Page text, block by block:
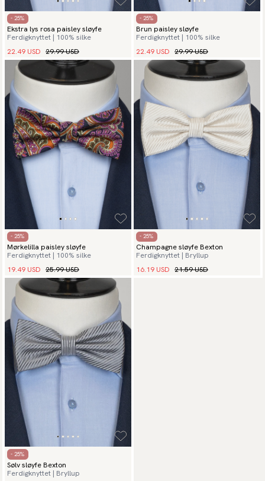
- 25%
Ekstra lys rosa paisley sløyfe
Ferdigknyttet | 100% silke
22.49 USD 29.99 USD
- 25%
Brun paisley sløyfe
Ferdigknyttet | 100% silke
22.49 USD 29.99 USD
- 25%
Mørkelilla paisley sløyfe
Ferdigknyttet | 100% silke
19.49 USD 25.99 USD
- 25%
Champagne sløyfe Bexton
Ferdigknyttet | Bryllup
16.19 USD 21.59 USD
- 25%
Sølv sløyfe Bexton
Ferdigknyttet | Bryllup